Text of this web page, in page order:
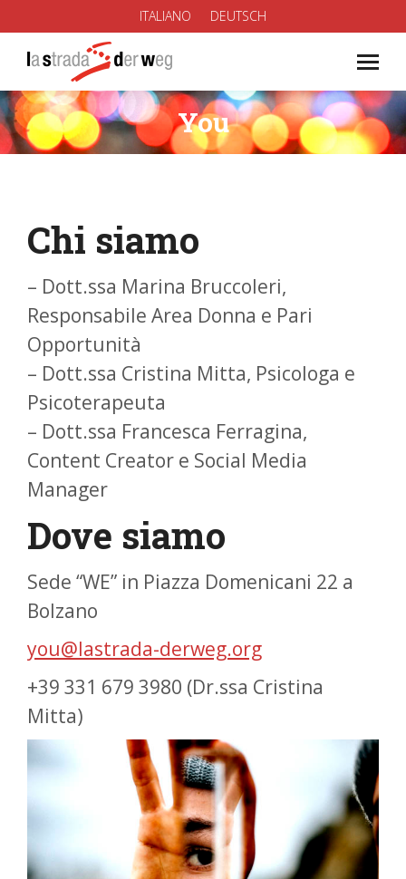
ITALIANO DEUTSCH
You
You are here:
Chi siamo
– Dott.ssa Marina Bruccoleri,
Responsabile Area Donna e Pari
Opportunità
– ⁠Dott.ssa Cristina Mitta, Psicologa e
Psicoterapeuta
– ⁠Dott.ssa Francesca Ferragina,
Content Creator e Social Media
Manager
Dove siamo
Sede “WE” in Piazza Domenicani 22 a
Bolzano
you@lastrada-derweg.org
+39 331 679 3980 (Dr.ssa Cristina
Mitta)